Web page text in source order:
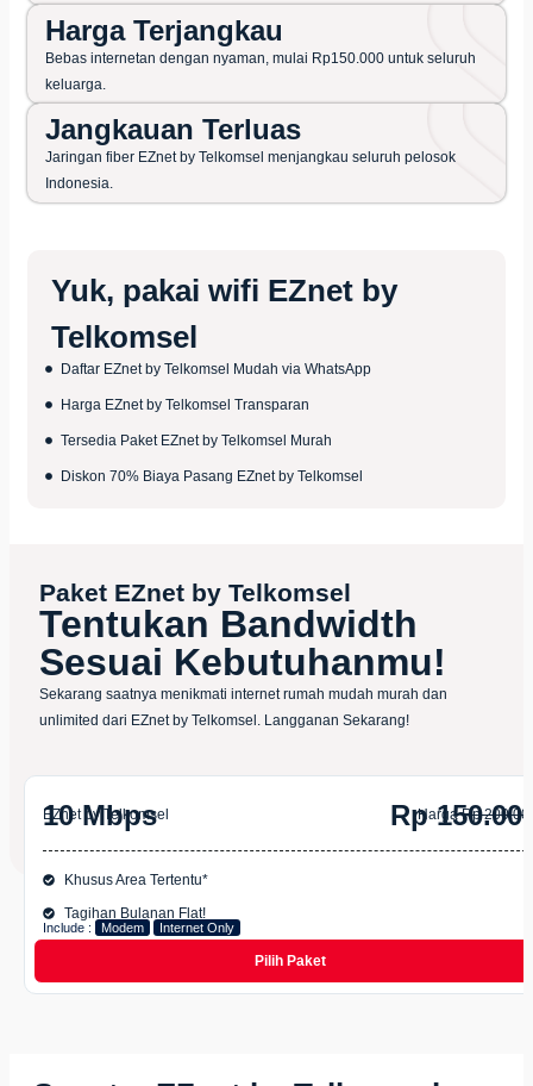
Harga Terjangkau
Bebas internetan dengan nyaman, mulai Rp150.000 untuk seluruh
keluarga.
Jangkauan Terluas
Jaringan fiber EZnet by Telkomsel menjangkau seluruh pelosok
Indonesia.
Yuk, pakai wifi EZnet by
Telkomsel
Daftar EZnet by Telkomsel Mudah via WhatsApp
Harga EZnet by Telkomsel Transparan
Tersedia Paket EZnet by Telkomsel Murah
Diskon 70% Biaya Pasang EZnet by Telkomsel
Paket EZnet by Telkomsel
Tentukan Bandwidth
Sesuai Kebutuhanmu!
Sekarang saatnya menikmati internet rumah mudah murah dan
unlimited dari EZnet by Telkomsel. Langganan Sekarang!
EZnet by Telkomsel
10 Mbps HargaRp
Rp
Khusus Area Tertentu*
Tagihan Bulanan Flat!
Include : Modem Internet Only
Pilih Paket